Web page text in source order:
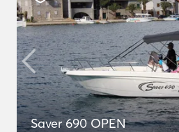
Saver 690 OPEN